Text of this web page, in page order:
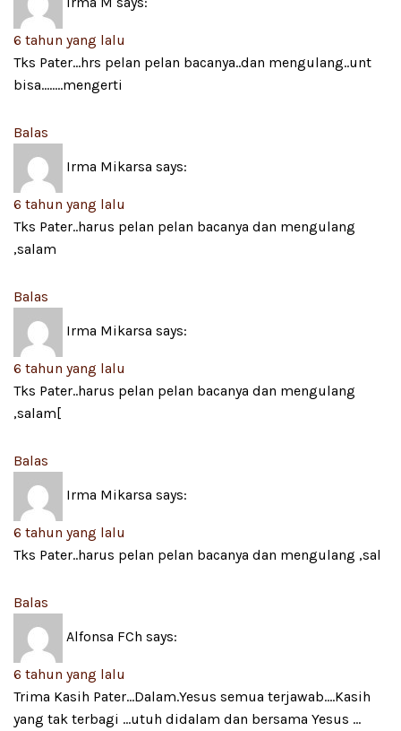
6 tahun yang lalu
Tks Pater…hrs pelan pelan bacanya..dan mengulang..unt
bisa……..mengerti
Balas
Irma Mikarsa says:
6 tahun yang lalu
Tks Pater..harus pelan pelan bacanya dan mengulang
,salam
Balas
Irma Mikarsa says:
6 tahun yang lalu
Tks Pater..harus pelan pelan bacanya dan mengulang
,salam[
Balas
Irma Mikarsa says:
6 tahun yang lalu
Tks Pater..harus pelan pelan bacanya dan mengulang ,sal
Balas
Alfonsa FCh says:
6 tahun yang lalu
Trima Kasih Pater…Dalam.Yesus semua terjawab….Kasih
yang tak terbagi …utuh didalam dan bersama Yesus …